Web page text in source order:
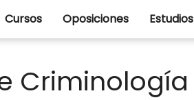
Cursos Oposiciones Estudios
Criminología